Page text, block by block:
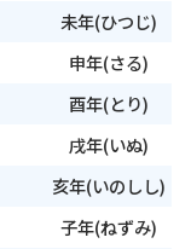
未年(ひつじ)
申年(さる)
酉年(とり)
戌年(いぬ)
亥年(いのしし)
子年(ねずみ)